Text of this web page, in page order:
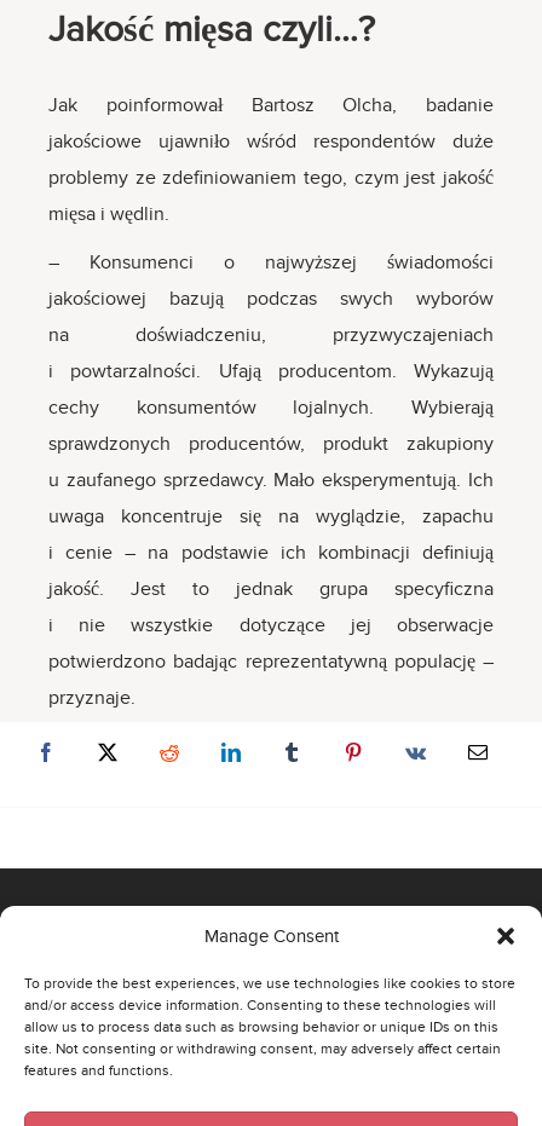
Manage Consent
To provide the best experiences, we use technologies like cookies to store
and/or access device information. Consenting to these technologies will
allow us to process data such as browsing behavior or unique IDs on this
site. Not consenting or withdrawing consent, may adversely affect certain
features and functions.
Jakość mięsa czyli…?
Jak poinformował Bartosz Olcha, badanie
jakościowe ujawniło wśród respondentów duże
problemy ze zdefiniowaniem tego, czym jest jakość
mięsa i wędlin.
– Konsumenci o najwyższej świadomości
jakościowej bazują podczas swych wyborów
na doświadczeniu, przyzwyczajeniach
i powtarzalności. Ufają producentom. Wykazują
cechy konsumentów lojalnych. Wybierają
sprawdzonych producentów, produkt zakupiony
u zaufanego sprzedawcy. Mało eksperymentują. Ich
uwaga koncentruje się na wyglądzie, zapachu
i cenie – na podstawie ich kombinacji definiują
jakość. Jest to jednak grupa specyficzna
i nie wszystkie dotyczące jej obserwacje
potwierdzono badając reprezentatywną populację –
przyznaje.
00-807 Warszawa,
Al. Jerozolimskie 96